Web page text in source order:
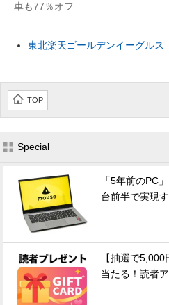
車も77％オフ
東北楽天ゴールデンイーグルス
TOP
Special
「5年前のPC
台前半で実現
【抽選で
当たる！読者